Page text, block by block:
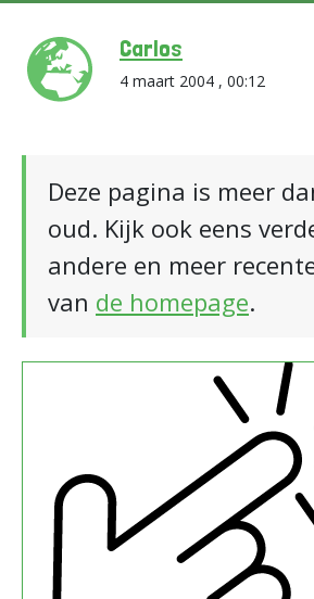
Carlos
4 maart 2004 , 00:12
Deze pagina is meer
oud. Kijk ook eens
andere en meer
van de homepage.